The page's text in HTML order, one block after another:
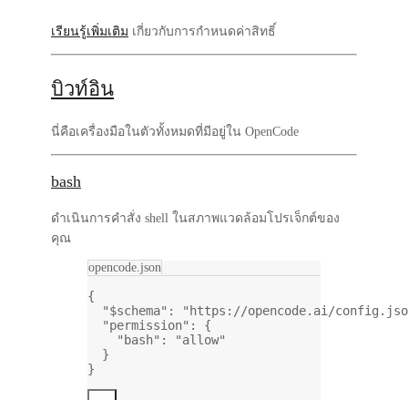
เรียนรู้เพิ่มเติม เกี่ยวกับการกำหนดค่าสิทธิ์
บิวท์อิน
นี่คือเครื่องมือในตัวทั้งหมดที่มีอยู่ใน OpenCode
bash
ดำเนินการคำสั่ง shell ในสภาพแวดล้อมโปรเจ็กต์ของ
คุณ
opencode.json
{
"$schema" :
"https://opencode.ai/
"permission" : {
"bash" :
"allow"
}
}